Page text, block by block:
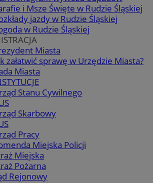
i Msze Święte w Rudzie Śląskiej
jazdy w Rudzie Śląskiej
w Rudzie Śląskiej
Miasta
załatwić sprawę w Urzędzie Miasta?
Miasta
Stanu Cywilnego
Skarbowy
Pracy
Miejska Policji
Miejska
Pożarna
Rejonowy